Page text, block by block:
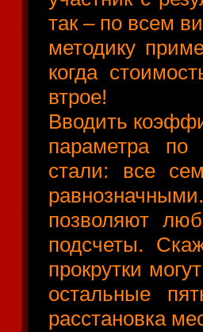
так – по всем
методику
когда
втрое!
Вводить
параметра по
стали: все
позволяют
подсчеты.
прокрутки
остальные
расстановка